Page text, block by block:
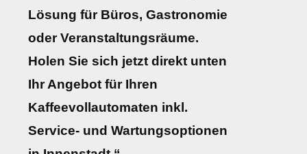
Lösung für Büros, Gastronomie
oder Veranstaltungsräume.
Holen Sie sich jetzt direkt unten
Ihr Angebot für Ihren
Kaffeevollautomaten inkl.
Service- und Wartungsoptionen